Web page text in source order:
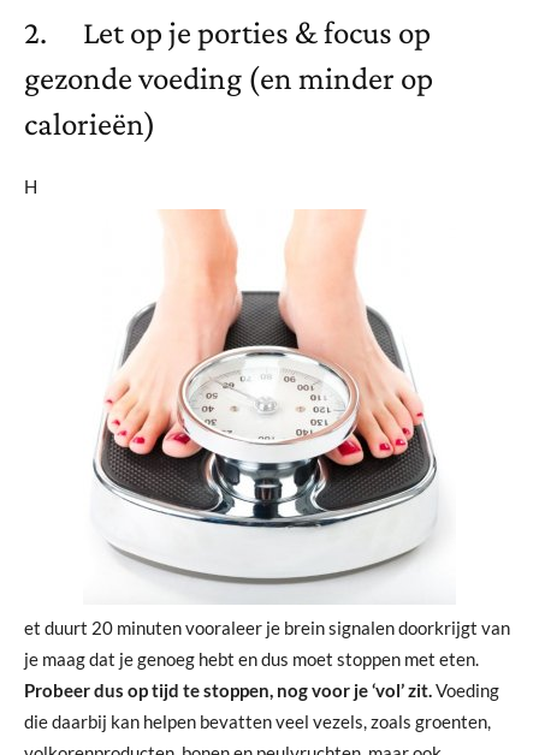
2. Let op je porties & focus op
gezonde voeding (en minder op
calorieën)
H
et duurt 20 minuten vooraleer je brein signalen doorkrijgt van
je maag dat je genoeg hebt en dus moet stoppen met eten.
Probeer dus op tijd te stoppen, nog voor je ‘vol’ zit.Voeding
die daarbij kan helpen bevatten veel vezels, zoals groenten,